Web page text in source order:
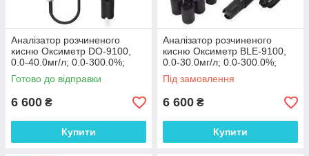
Аналізатор розчиненого
кисню Оксиметр DO-9100,
0.0-40.0мг/л; 0.0-300.0%;
±1.5%. АТС. Eavan
Готово до відправки
6 600 ₴
Купити
Аналізатор розчиненого
кисню Оксиметр BLE-9100,
0.0-30.0мг/л; 0.0-300.0%;
±1.5%. АТС. YIERYI
Під замовлення
6 600 ₴
Купити